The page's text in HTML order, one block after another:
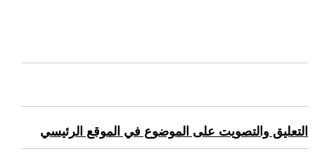
التعليق والتصويت على الموضوع في الموقع الرئيسي